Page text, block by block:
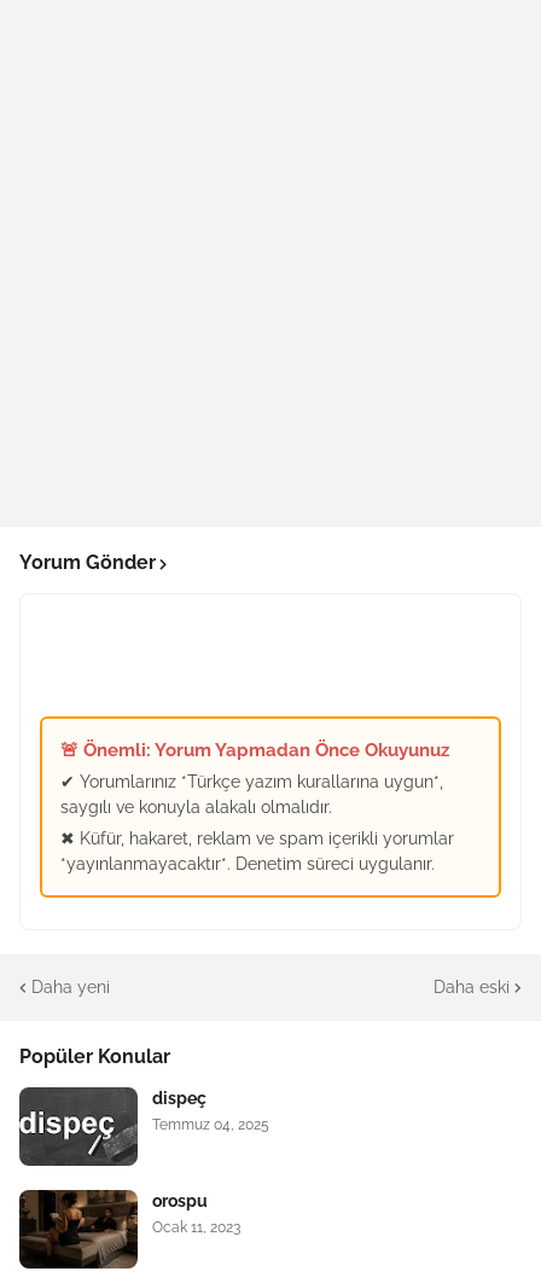
Yorum Gönder
🚨 Önemli: Yorum Yapmadan Önce Okuyunuz
✔ Yorumlarınız *Türkçe yazım kurallarına uygun*,
saygılı ve konuyla alakalı olmalıdır.
✖ Küfür, hakaret, reklam ve spam içerikli yorumlar
*yayınlanmayacaktır*. Denetim süreci uygulanır.
Daha yeni Daha eski
Popüler Konular
dispeç
Temmuz 04, 2025
orospu
Ocak 11, 2023